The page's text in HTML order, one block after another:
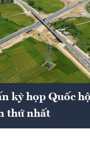
kỳ họp Quốc
thứ nhất